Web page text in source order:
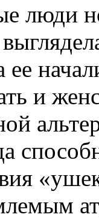
люди
ее
и